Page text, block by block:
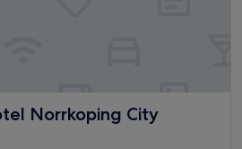
Norrkoping City
City